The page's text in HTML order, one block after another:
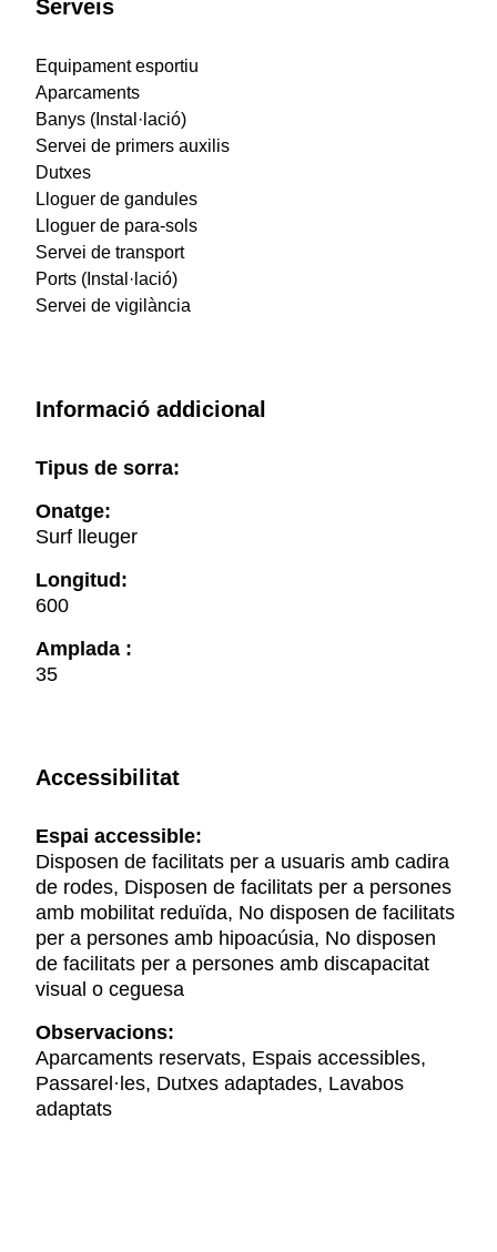
Serveis
Equipament esportiu
Aparcaments
Banys (Instal·lació)
Servei de primers auxilis
Dutxes
Lloguer de gandules
Lloguer de para-sols
Servei de transport
Ports (Instal·lació)
Servei de vigilància
Informació addicional
Tipus de sorra:
Onatge:
Surf lleuger
Longitud:
600
Amplada :
35
Accessibilitat
Espai accessible:
Disposen de facilitats per a usuaris amb cadira
de rodes, Disposen de facilitats per a persones
amb mobilitat reduïda, No disposen de facilitats
per a persones amb hipoacúsia, No disposen
de facilitats per a persones amb discapacitat
visual o ceguesa
Observacions:
Aparcaments reservats, Espais accessibles,
Passarel·les, Dutxes adaptades, Lavabos
adaptats